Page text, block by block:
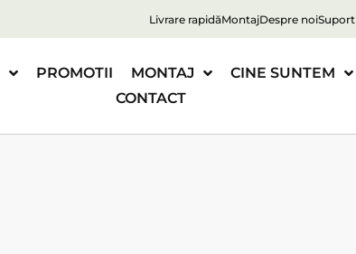
Livrare rapidăMontajDespre noiSuport
PROMOTII MONTAJ CINE SUNTEM
CONTACT